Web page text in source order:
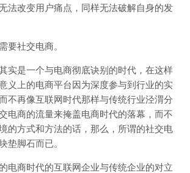
法改变用户痛点，同样无法破解自身的发
要社交电商。
实是一个与电商彻底诀别的时代，在这样
义上的电商平台因为深度参与到行业的实
不再像互联网时代那样与传统行业泾渭分
电商的流量来掩盖电商时代的落幕，而不
的方式和方法的话，那么，所谓的社交电
垫脚石而已。
电商时代的互联网企业与传统企业的对立